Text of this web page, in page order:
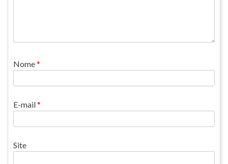
Nome*
E-mail*
Site